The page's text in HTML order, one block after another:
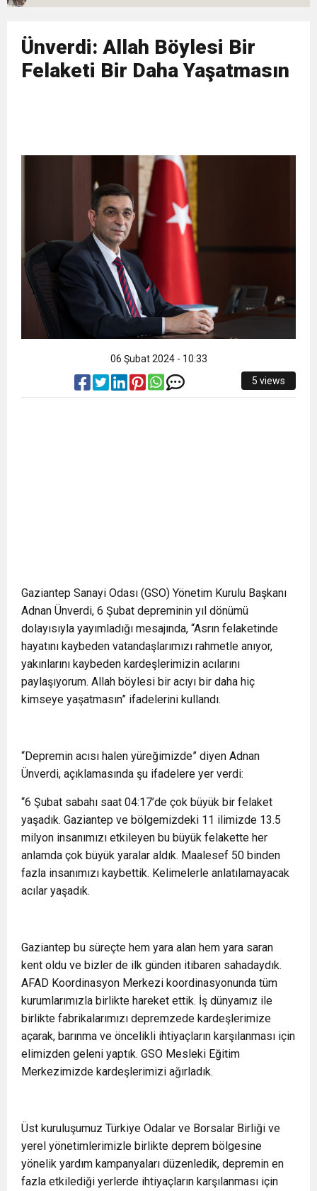
10:45 Terör Örgütüne MİT’ten Darbe!
Ünverdi: Allah Böylesi Bir
Felaketi Bir Daha Yaşatmasın
06 Şubat 2024 - 10:33
5 views
Gaziantep Sanayi Odası (GSO) Yönetim Kurulu Başkanı
Adnan Ünverdi, 6 Şubat depreminin yıl dönümü
dolayısıyla yayımladığı mesajında, “Asrın felaketinde
hayatını kaybeden vatandaşlarımızı rahmetle anıyor,
yakınlarını kaybeden kardeşlerimizin acılarını
paylaşıyorum. Allah böylesi bir acıyı bir daha hiç
kimseye yaşatmasın” ifadelerini kullandı.
“Depremin acısı halen yüreğimizde” diyen Adnan
Ünverdi, açıklamasında şu ifadelere yer verdi:
“6 Şubat sabahı saat 04:17’de çok büyük bir felaket
yaşadık. Gaziantep ve bölgemizdeki 11 ilimizde 13.5
milyon insanımızı etkileyen bu büyük felakette her
anlamda çok büyük yaralar aldık. Maalesef 50 binden
fazla insanımızı kaybettik. Kelimelerle anlatılamayacak
acılar yaşadık.
Gaziantep bu süreçte hem yara alan hem yara saran
kent oldu ve bizler de ilk günden itibaren sahadaydık.
AFAD Koordinasyon Merkezi koordinasyonunda tüm
kurumlarımızla birlikte hareket ettik. İş dünyamız ile
birlikte fabrikalarımızı depremzede kardeşlerimize
açarak, barınma ve öncelikli ihtiyaçların karşılanması için
elimizden geleni yaptık. GSO Mesleki Eğitim
Merkezimizde kardeşlerimizi ağırladık.
Üst kuruluşumuz Türkiye Odalar ve Borsalar Birliği ve
yerel yönetimlerimizle birlikte deprem bölgesine
yönelik yardım kampanyaları düzenledik, depremin en
fazla etkilediği yerlerde ihtiyaçların karşılanması için